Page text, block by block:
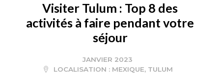
Visiter Tulum : Top 8 des
activités à faire pendant votre
séjour
JANVIER 2023
LOCALISATION : MEXIQUE, TULUM